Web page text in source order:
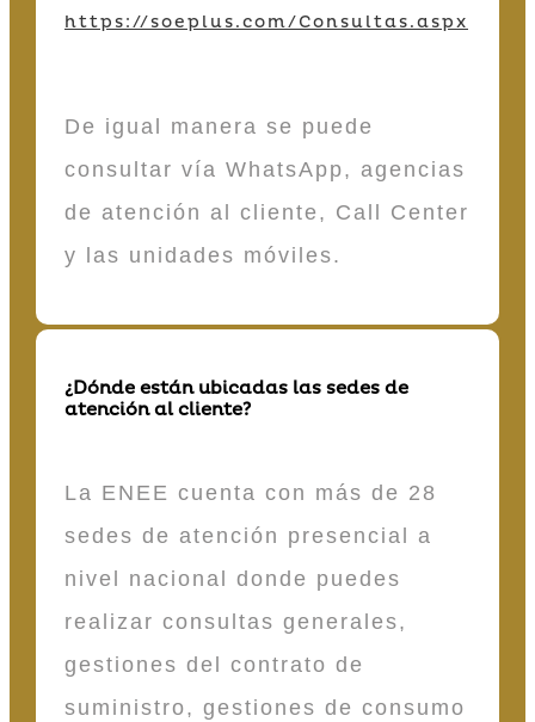
https://soeplus.com/Consultas.aspx
De igual manera se puede
consultar vía WhatsApp, agencias
de atención al cliente, Call Center
y las unidades móviles.
¿Dónde están ubicadas las sedes de
atención al cliente?
La ENEE cuenta con más de 28
sedes de atención presencial a
nivel nacional donde puedes
realizar consultas generales,
gestiones del contrato de
suministro, gestiones de consumo